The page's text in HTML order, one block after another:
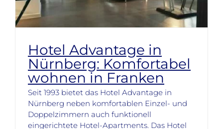
Hotel Advantage in
Nürnberg: Komfortabel
wohnen in Franken
Seit 1993 bietet das Hotel Advantage in
Nürnberg neben komfortablen Einzel- und
Doppelzimmern auch funktionell
eingerichtete Hotel-Apartments. Das Hotel